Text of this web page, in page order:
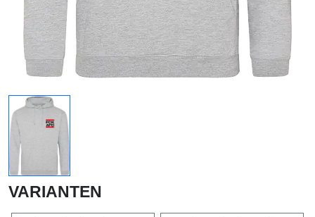
VARIANTEN